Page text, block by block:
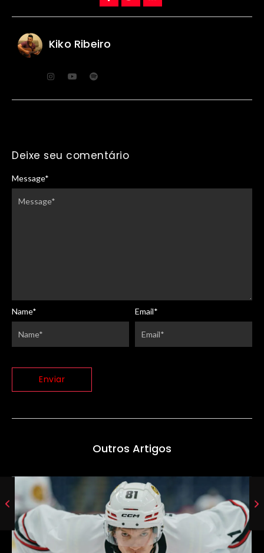
Kiko Ribeiro
Deixe seu comentário
Message*
Name* Email*
Outros Artigos